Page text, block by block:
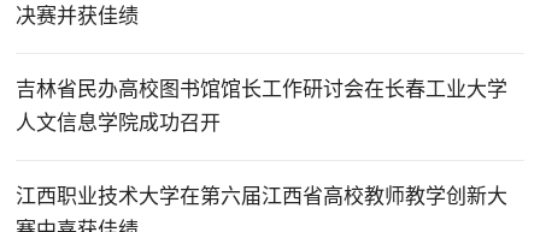
决赛并获佳绩
吉林省民办高校图书馆馆长工作研讨会在长春工业大学
人文信息学院成功召开
江西职业技术大学在第六届江西省高校教师教学创新大